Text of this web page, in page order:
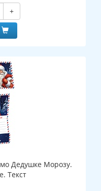
+
Дедушке Морозу.
Текст